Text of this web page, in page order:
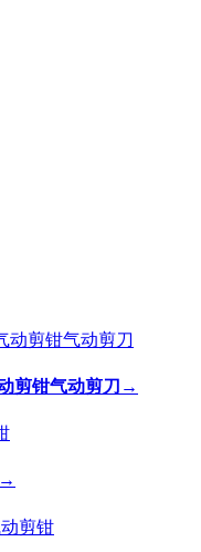
剪钳气动剪刀 →